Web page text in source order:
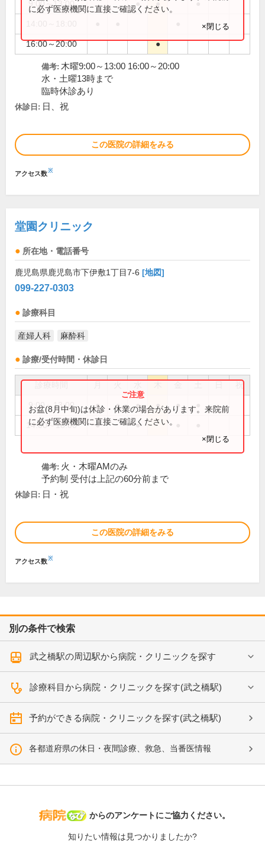
9:00～13:00 ● ● ●
16:00～20:00 ●
に必ず医療機関に直接ご確認ください。
×閉じる
備考: 木曜9:00～13:00 16:00～20:00
水・土曜13時まで
臨時休診あり
休診日: 日、祝
この医院の詳細をみる
アクセス数※
堂園クリニック
所在地・電話番号
鹿児島県鹿児島市下伊敷1丁目7-6 [地図]
099-227-0303
診療科目
産婦人科 麻酔科
診療/受付時間・休診日
祝
9:00～13:00 ● ● ● ● ●
14:00～18:00 ● ●
お盆(8月中旬)は休診・休業の場合があります。来院前
に必ず医療機関に直接ご確認ください。
×閉じる
備考: 火・木曜AMのみ
予約制 受付は上記の60分前まで
休診日: 日・祝
この医院の詳細をみる
アクセス数※
別の条件で検索
武之橋駅の周辺駅から病院・クリニックを探す
診療科目から病院・クリニックを探す(武之橋駅)
予約ができる病院・クリニックを探す(武之橋駅)
各都道府県の休日・夜間診療、救急、当番医情報
病院なび
からのアンケートにご協力ください。
知りたい情報は見つかりましたか?